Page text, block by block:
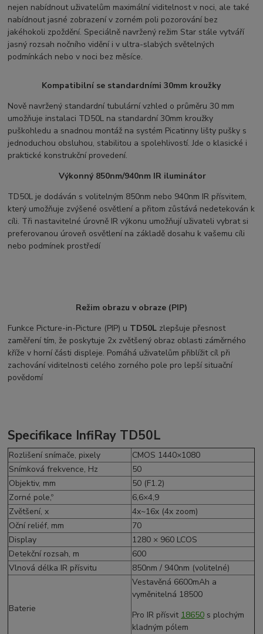
nejen nabídnout uživatelům maximální viditelnost v noci, ale také
nabídnout jasné zobrazení v zorném poli pozorování bez
jakéhokoli zpoždění. Speciálně navržený režim Star stále vytváří
jasný rozsah nočního vidění i v ultra-slabých světelných
podmínkách nebo v noci bez měsíce.
Kompatibilní se standardními 30mm kroužky
Nově navržený standardní tubulární vzhled o průměru 30 mm
umožňuje instalaci TD50L na standardní 30mm kroužky
puškohledu a snadnou montáž na systém Picatinny lišty pušky s
jednoduchou obsluhou, stabilitou a spolehlivostí. Jde o klasické i
praktické konstrukční provedení.
Výkonný 850nm/940nm IR iluminátor
TD50L je dodáván s volitelným 850nm nebo 940nm IR přísvitem,
který umožňuje zvýšené osvětlení a přitom zůstává nedetekován k
cíli. Tři nastavitelné úrovně IR výkonu umožňují uživateli vybrat si
preferovanou úroveň osvětlení na základě dosahu k vašemu cíli
nebo podmínek prostředí
Režim obrazu v obraze (PIP)
Funkce Picture-in-Picture (PIP) u TD50L zlepšuje přesnost
zaměření tím, že poskytuje 2x zvětšený obraz oblasti záměrného
kříže v horní části displeje. Pomáhá uživatelům přiblížit cíl při
zachování viditelnosti celého zorného pole pro lepší situační
povědomí
Specifikace InfiRay TD50L
Rozlišení snímače, pixely
CMOS 1440×1080
Snímková frekvence, Hz
50
Objektiv, mm
50 (F1.2)
Zorné pole,º
6,6×4,9
Zvětšení, x
4x~16x (4x zoom)
Oční reliéf, mm
70
Display
1280 × 960 LCOS
Detekční rozsah, m
600
Vlnová délka IR přísvitu
850nm / 940nm (volitelné)
Baterie
Vestavěná 6600mAh a
vyměnitelná 18500
Pro IR přísvit 18650 s plochým
kladným pólem